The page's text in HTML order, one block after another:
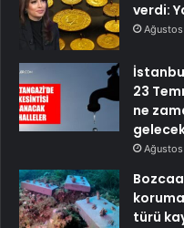
verdi:
23
ne
türü